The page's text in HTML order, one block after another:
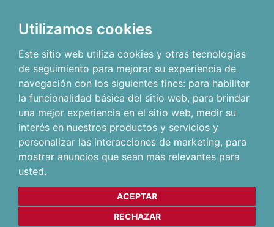
Utilizamos cookies
Este sitio web utiliza cookies y otras tecnologías
de seguimiento para mejorar su experiencia de
navegación con los siguientes fines: para habilitar
la funcionalidad básica del sitio web, para brindar
una mejor experiencia en el sitio web, medir su
interés en nuestros productos y servicios y
personalizar las interacciones de marketing, para
mostrar anuncios que sean más relevantes para
usted.
ACEPTAR
RECHAZAR